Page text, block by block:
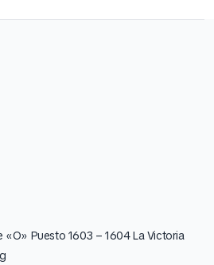
«O» Puesto 1603 – 1604 La Victoria